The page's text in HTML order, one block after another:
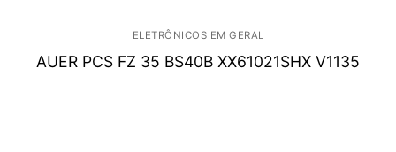
ELETRÔNICOS EM GERAL
AUER PCS FZ 35 BS40B XX61021SHX V1135